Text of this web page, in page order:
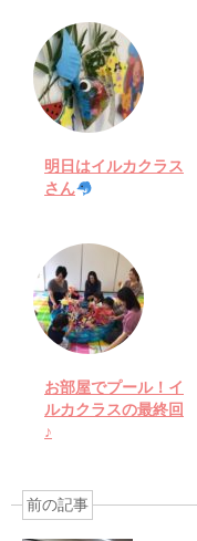
明日はイルカクラス
さん
お部屋でプール！イ
ルカクラスの最終回
♪
前の記事